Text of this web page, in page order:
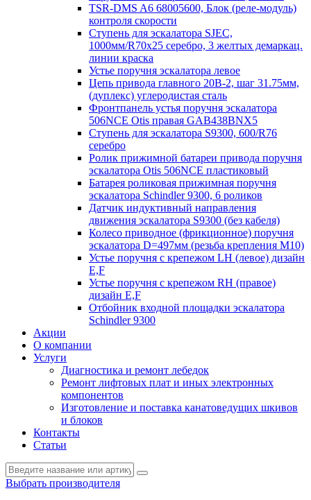
TSR-DMS A6 68005600, Блок (реле-модуль)
контроля скорости
Ступень для эскалатора SJEC,
1000мм/R70x25 серебро, 3 желтых демаркац.
линии краска
Устье поручня эскалатора левое
Цепь привода главного 20B-2, шаг 31.75мм,
(дуплекс) углеродистая сталь
Фронтпанель устья поручня эскалатора
506NCE Otis правая GAB438BNX5
Ступень для эскалатора S9300, 600/R76
серебро
Ролик прижимной батареи привода поручня
эскалатора Otis 506NCE пластиковый
Батарея роликовая прижимная поручня
эскалатора Schindler 9300, 6 роликов
Датчик индуктивный направления
движения эскалатора S9300 (без кабеля)
Колесо приводное (фрикционное) поручня
эскалатора D=497мм (резьба крепления M10)
Устье поручня с крепежом LH (левое) дизайн
E,F
Устье поручня с крепежом RH (правое)
дизайн E,F
Отбойник входной площадки эскалатора
Schindler 9300
Акции
О компании
Услуги
Диагностика и ремонт лебедок
Ремонт лифтовых плат и иных электронных
компонентов
Изготовление и поставка канатоведущих шкивов
и блоков
Контакты
Статьи
Выбрать производителя